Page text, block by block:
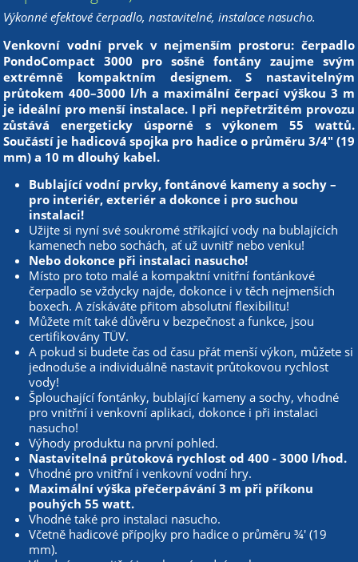
Výkonné efektové čerpadlo, nastavitelné, instalace nasucho.
Venkovní vodní prvek v nejmenším prostoru: čerpadlo
PondoCompact 3000 pro sošné fontány zaujme svým
extrémně kompaktním designem. S nastavitelným
průtokem 400–3000 l/h a maximální čerpací výškou 3 m
je ideální pro menší instalace. I při nepřetržitém provozu
zůstává energeticky úsporné s výkonem 55 wattů.
Součástí je hadicová spojka pro hadice o průměru 3/4" (19
mm) a 10 m dlouhý kabel.
Bublající vodní prvky, fontánové kameny a sochy –
pro interiér, exteriér a dokonce i pro suchou
instalaci!
Užijte si nyní své soukromé stříkající vody na bublajících
kamenech nebo sochách, ať už uvnitř nebo venku!
Nebo dokonce při instalaci nasucho!
Místo pro toto malé a kompaktní vnitřní fontánkové
čerpadlo se vždycky najde, dokonce i v těch nejmenších
boxech. A získáváte přitom absolutní flexibilitu!
Můžete mít také důvěru v bezpečnost a funkce, jsou
certifikovány TÜV.
A pokud si budete čas od času přát menší výkon, můžete si
jednoduše a individuálně nastavit průtokovou rychlost
vody!
Šplouchající fontánky, bublající kameny a sochy, vhodné
pro vnitřní i venkovní aplikaci, dokonce i při instalaci
nasucho!
Výhody produktu na první pohled.
Nastavitelná průtoková rychlost od 400 - 3000 l/hod.
Vhodné pro vnitřní i venkovní vodní hry.
Maximální výška přečerpávání 3 m při příkonu
pouhých 55 watt.
Vhodné také pro instalaci nasucho.
Včetně hadicové přípojky pro hadice o průměru ¾' (19
mm).